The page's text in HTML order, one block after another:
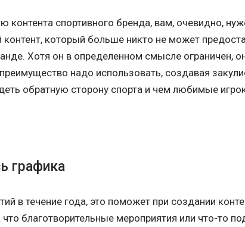
контента спортивного бренда, вам, очевидно,
контент, который больше никто не может
Хотя он в определенном смысле ограничен,
надо использовать, создавая
обратную сторону спорта и чем любимые
графика
в течение года, это поможет при создании
что благотворительные мероприятия или что-то